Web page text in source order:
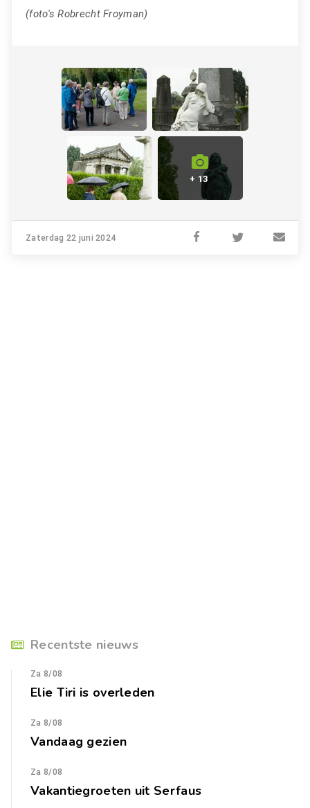
(foto's Robrecht Froyman)
+ 13
Zaterdag 22 juni 2024
Recentste nieuws
Za 8/08
Elie Tiri is overleden
Za 8/08
Vandaag gezien
Za 8/08
Vakantiegroeten uit Serfaus